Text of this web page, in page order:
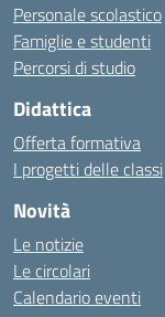
Personale scolastico
Famiglie e studenti
Percorsi di studio
Didattica
Offerta formativa
I progetti delle classi
Novità
Le notizie
Le circolari
Calendario eventi